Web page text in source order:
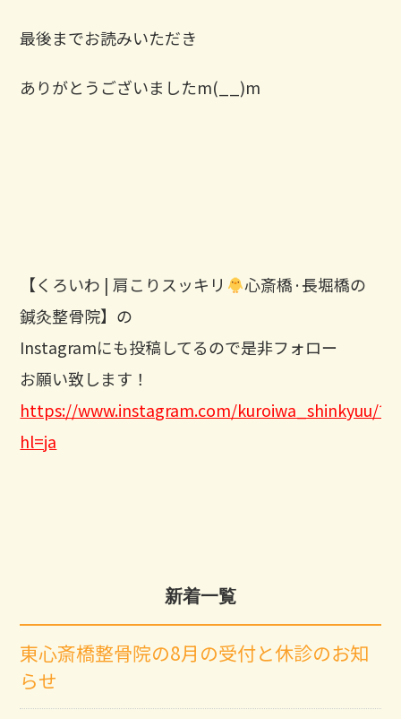
最後までお読みいただき
ありがとうございましたm(__)m
【くろいわ | 肩こりスッキリ
心斎橋·長堀橋の
鍼灸整骨院】の
Instagramにも投稿してるので是非フォロー
お願い致します！
https://www.instagram.com/kuroiwa_shinkyuu/?
hl=ja
新着一覧
東心斎橋整骨院の8月の受付と休診のお知
らせ